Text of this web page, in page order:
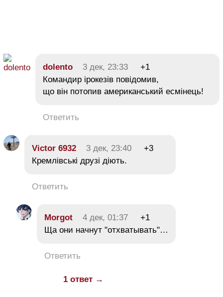
dolento 3 дек, 23:33
+1
Командир ірокезів повідомив,
що він потопив американський есмінець!
Ответить
Victor 6932 3 дек, 23:40
+3
Кремлівські друзі діють.
Ответить
Morgot 4 дек, 01:37
+1
Ща они начнут "отхватывать"…
Ответить
1 ответ →